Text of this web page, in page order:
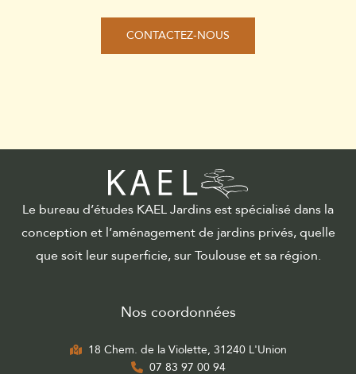
CONTACTEZ-NOUS
Le bureau d’études KAEL Jardins est spécialisé dans la
conception et l’aménagement de jardins privés, quelle
que soit leur superficie, sur Toulouse et sa région.
Nos coordonnées
18 Chem. de la Violette, 31240 L'Union
07 83 97 00 94